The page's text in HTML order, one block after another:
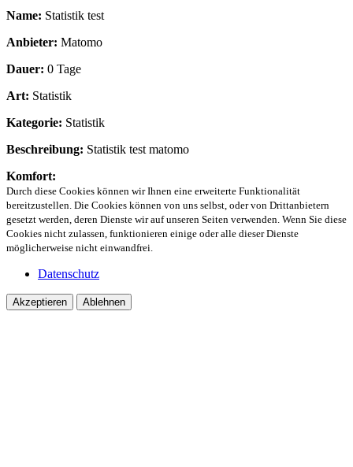
Name: Statistik test
Anbieter: Matomo
Dauer: 0 Tage
Art: Statistik
Kategorie: Statistik
Beschreibung: Statistik test matomo
Komfort:
Durch diese Cookies können wir Ihnen eine erweiterte Funktionalität
bereitzustellen. Die Cookies können von uns selbst, oder von Drittanbietern
gesetzt werden, deren Dienste wir auf unseren Seiten verwenden. Wenn Sie diese
Cookies nicht zulassen, funktionieren einige oder alle dieser Dienste
möglicherweise nicht einwandfrei.
Datenschutz
Akzeptieren Ablehnen